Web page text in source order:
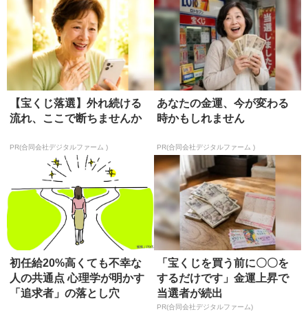
【宝くじ落選】外れ続ける
流れ、ここで断ちませんか
PR(合同会社デジタルファーム )
あなたの金運、今が変わる
時かもしれません
PR(合同会社デジタルファーム )
初任給20%高くても不幸な
人の共通点 心理学が明かす
「追求者」の落とし穴
「宝くじを買う前に〇〇を
するだけです」金運上昇で
当選者が続出
PR(合同会社デジタルファーム)